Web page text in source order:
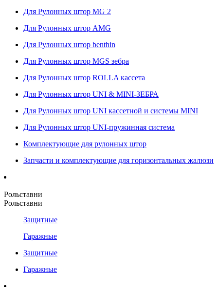
Для Рулонных штор MG 2
Для Рулонных штор AMG
Для Рулонных штор benthin
Для Рулонных штор MGS зебра
Для Рулонных штор ROLLA кассета
Для Рулонных штор UNI & MINI-ЗЕБРА
Для Рулонных штор UNI кассетной и системы MINI
Для Рулонных штор UNI-пружинная система
Комплектующие для рулонных штор
Запчасти и комплектующие для горизонтальных жалюзи
Рольставни
Рольставни
Защитные
Гаражные
Защитные
Гаражные